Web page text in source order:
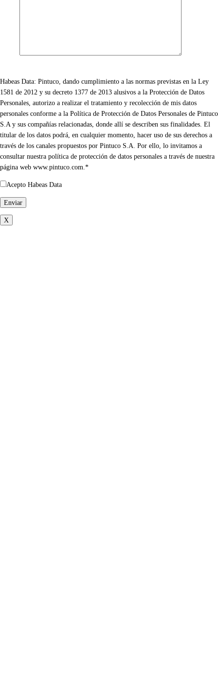
Habeas Data: Pintuco, dando cumplimiento a las normas previstas en la Ley
1581 de 2012 y su decreto 1377 de 2013 alusivos a la Protección de Datos
Personales, autorizo a realizar el tratamiento y recolección de mis datos
personales conforme a la Política de Protección de Datos Personales de Pintuco
S.A y sus compañías relacionadas, donde allí se describen sus finalidades. El
titular de los datos podrá, en cualquier momento, hacer uso de sus derechos a
través de los canales propuestos por Pintuco S.A. Por ello, lo invitamos a
consultar nuestra política de protección de datos personales a través de nuestra
página web www.pintuco.com.*
Acepto Habeas Data
X